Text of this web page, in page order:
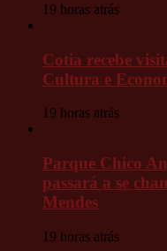
19 horas atrás
Cotia recebe
Cultura e
19 horas atrás
Parque Chico
passará a se
Mendes
19 horas atrás